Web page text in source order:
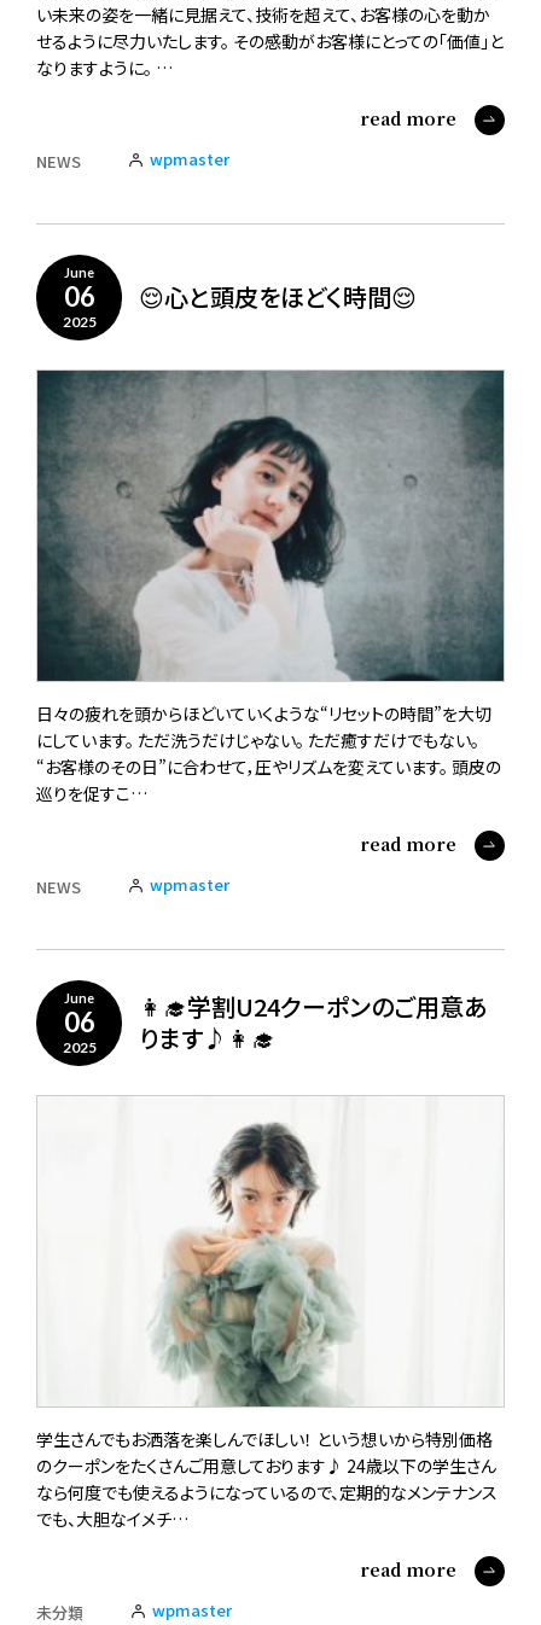
い未来の姿を一緒に見据えて、技術を超えて、お客様の心を動か
せるように尽力いたします。 その感動がお客様にとっての「価値」と
なりますように。 …
read more
NEWS wpmaster
June
06
2025
😌心と頭皮をほどく時間😌
日々の疲れを頭からほどいていくような“リセットの時間”を大切
にしています。 ただ洗うだけじゃない。 ただ癒すだけでもない。
“お客様のその日”に合わせて，圧やリズムを変えています。 頭皮の
巡りを促すこ…
read more
NEWS wpmaster
June
06
2025
👩‍🎓学割U24クーポンのご用意あ
ります♪👩‍🎓
学生さんでもお洒落を楽しんでほしい！ という想いから特別価格
のクーポンをたくさんご用意しております♪ 24歳以下の学生さん
なら何度でも使えるようになっているので、定期的なメンテナンス
でも、大胆なイメチ…
read more
未分類 wpmaster